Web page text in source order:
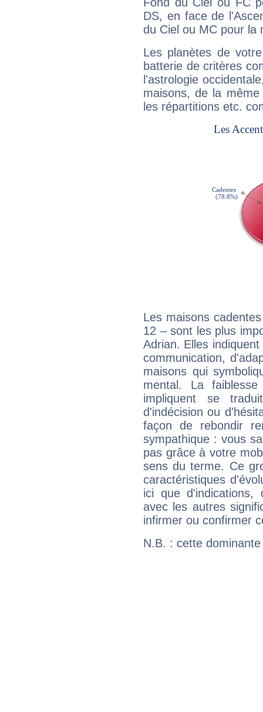
Fond du Ciel ou FC
DS, en face de
du Ciel ou MC pour la
Les planètes de
batterie de critères
l'astrologie
maisons, de la
les répartitions etc.
Les maisons
12 – sont les plus
Adrian. Elles
communication,
maisons qui
mental. La
impliquent se
d'indécision ou
façon de rebondir
sympathique : vous
pas grâce à votre
sens du terme. Ce
caractéristiques
ici que d'indications,
avec les autres
infirmer ou confirmer
N.B. : cette